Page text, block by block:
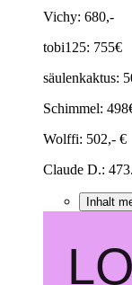
Vichy: 680,-
tobi125: 755€
säulenkaktus:
Schimmel:
Wolffi: 502,- €
Claude D.:
Inhalt